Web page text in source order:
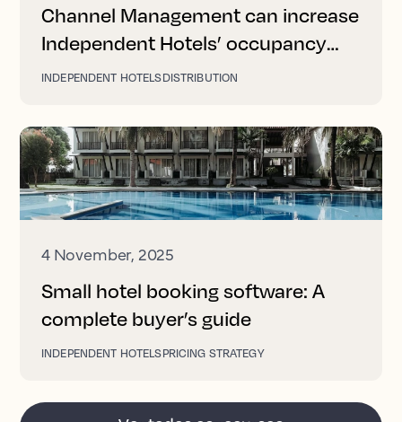
Channel Management can increase
Independent Hotels’ occupancy
and revenue
INDEPENDENT HOTELSDISTRIBUTION
4 November, 2025
Small hotel booking software: A
complete buyer’s guide
INDEPENDENT HOTELSPRICING STRATEGY